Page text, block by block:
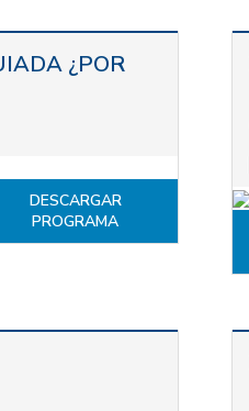
¿POR
DESCARGAR
PROGRAMA